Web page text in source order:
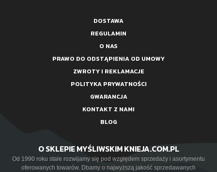
DOSTAWA
REGULAMIN
O NAS
PRAWO DO ODSTĄPIENIA OD UMOWY
ZWROTY I REKLAMACJE
POLITYKA PRYWATNOŚCI
GWARANCJA
KONTAKT Z NAMI
BLOG
O SKLEPIE MYŚLIWSKIM KNIEJA.COM.PL
Od 1990 roku stale rozwijamy się pod względem sprzedaży i asortymentu
oferowanych towarów. Dbamy o najwyższą jakość sprzedawanych